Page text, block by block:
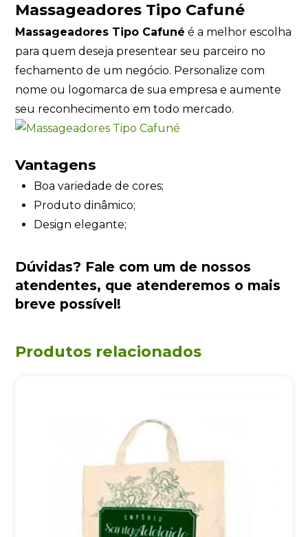
Massageadores Tipo Cafuné
Massageadores Tipo Cafuné é a melhor escolha
para quem deseja presentear seu parceiro no
fechamento de um negócio. Personalize com
nome ou logomarca de sua empresa e aumente
seu reconhecimento em todo mercado.
Vantagens
Boa variedade de cores;
Produto dinâmico;
Design elegante;
Dúvidas? Fale com um de nossos
atendentes, que atenderemos o mais
breve possível!
Produtos relacionados